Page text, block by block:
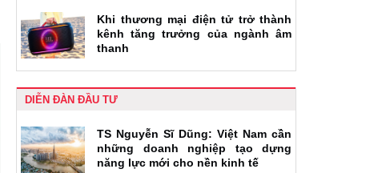
Khi thương mại điện tử trở thành
kênh tăng trưởng của ngành âm
thanh
DIỄN ĐÀN ĐẦU TƯ
TS Nguyễn Sĩ Dũng: Việt Nam cần
những doanh nghiệp tạo dựng
năng lực mới cho nền kinh tế